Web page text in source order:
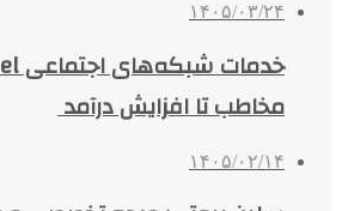
۱۴۰۵/۰۳/۲۴
مخاطب تا افزایش درآمد
۱۴۰۵/۰۲/۱۴